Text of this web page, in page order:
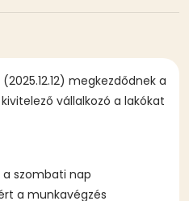
megkezdődnek a
vállalkozó a lakókat
szombati nap
a munkavégzés